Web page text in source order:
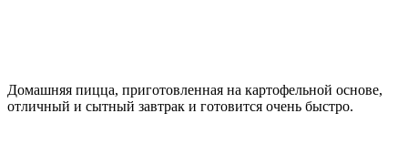
Домашняя пицца, приготовленная на картофельной основе,
отличный и сытный завтрак и готовится очень быстро.